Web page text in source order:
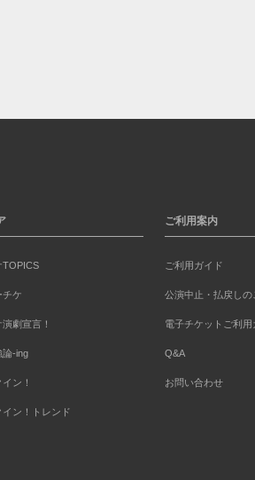
TOPICS
チケ
劇宣言！
論-ing
ン！
イン！トレンド
ご利用案内
ご利用ガイド
公演中止・払戻しの
電子チケットご利用
Q&A
お問い合わせ